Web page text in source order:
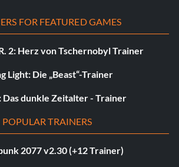
FOR FEATURED GAMES
2: Herz von Tschernobyl Trainer
Light: Die „Beast“-Trainer
Das dunkle Zeitalter - Trainer
POPULAR TRAINERS
2077 v2.30 (+12 Trainer)